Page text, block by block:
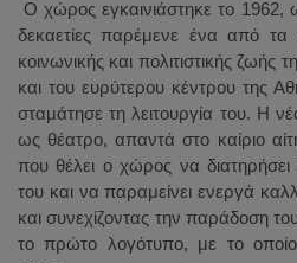
Ο χώρος εγκαινιάστηκε το 1962,
δεκαετίες παρέμενε ένα από
κοινωνικής και πολιτιστικής ζωής
και του ευρύτερου κέντρου της
σταμάτησε τη λειτουργία του. Η
ως θέατρο, απαντά στο καίριο
που θέλει ο χώρος να διατηρήσει
του και να παραμείνει ενεργά
και συνεχίζοντας την παράδοση
το πρώτο λογότυπο, με το